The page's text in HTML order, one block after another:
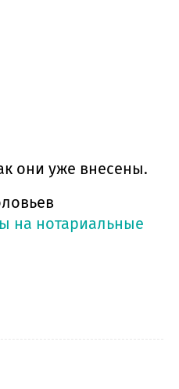
они уже внесены.
на нотариальные